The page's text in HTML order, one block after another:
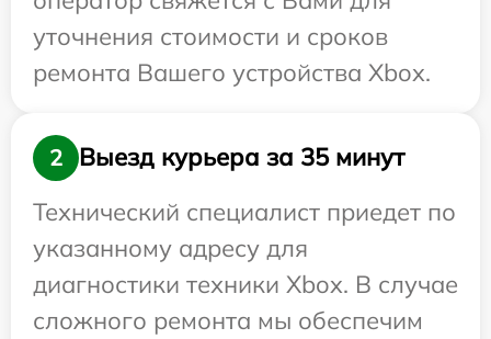
уточнения стоимости и сроков
ремонта Вашего устройства Xbox.
2
Выезд курьера за 35 минут
Технический специалист приедет по
указанному адресу для
диагностики техники Xbox. В случае
сложного ремонта мы обеспечим